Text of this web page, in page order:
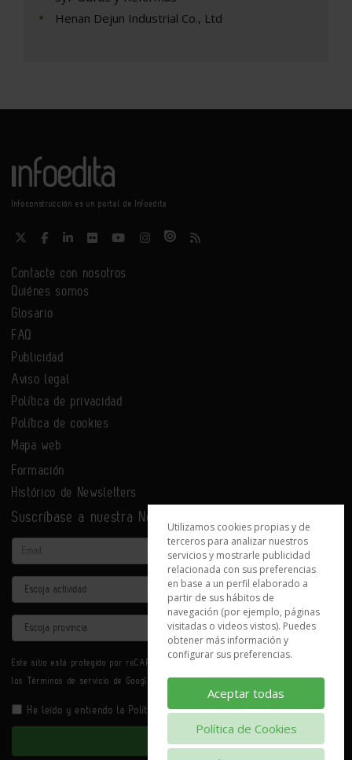
Henan Dejun Industrial Co., Ltd
Infoconstrucción es un portal de Infoedita
Contacte con nosotros
Quiénes somos
Glosario
FAQ
Publicidad
Aviso legal
Política de privacidad
Política de cookies
Mapa web
Formación
Histórico de Newsletters
Suscríbase a nuestra Newsletter
Email
Actividad
Provincia
Este sitio está protegido por reCAPTCHA y se aplican la
los Términos de servicio de Google.
He leído y entiendo la Política de Privacidad
Enviar
Utilizamos cookies propias y de
terceros para analizar nuestros
servicios y mostrarle publicidad
relacionada con sus preferencias
en base a un perfil elaborado a
partir de sus hábitos de
navegación (por ejemplo, páginas
visitadas o videos vistos). Puedes
obtener más información y
configurar sus preferencias.
Aceptar todas
Política de Cookies